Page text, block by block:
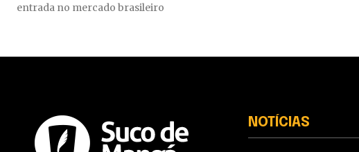
entrada no mercado brasileiro
NOTÍCIAS